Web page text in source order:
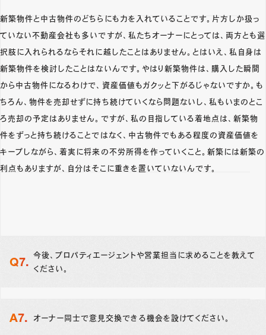
新築物件と中古物件のどちらにも力を入れていることです。片方しか扱っ
ていない不動産会社も多いですが、私たちオーナーにとっては、両方とも選
択肢に入れられるならそれに越したことはありません。とはいえ、私自身は
新築物件を検討したことはないんです。やはり新築物件は、購入した瞬間
から中古物件になるわけで、資産価値もガクッと下がるじゃないですか。も
ちろん、物件を売却せずに持ち続けていくなら問題ないし、私もいまのとこ
ろ売却の予定はありません。ですが、私の目指している着地点は、新築物
件をずっと持ち続けることではなく、中古物件でもある程度の資産価値を
キープしながら、着実に将来の不労所得を作っていくこと。新築には新築の
利点もありますが、自分はそこに重きを置いていないんです。
今後、プロパティエージェントや営業担当に求めることを教えて
ください。
オーナー同士で意見交換できる機会を設けてください。